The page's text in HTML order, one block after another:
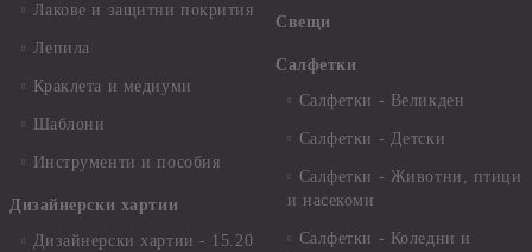
Лакове и защитни покрития
Лепила
Краклета и медиуми
Шаблони
Инструменти и пособия
Дизайнерски хартии
Дизайнерски хартии - 15.20
Свещи
Салфетки
Салфетки - Великден
Салфетки - Детски
Салфетки - Животни, птици
и насекоми
Салфетки - Коледни и